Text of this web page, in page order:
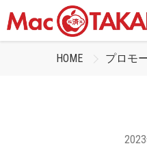
HOME プロモ